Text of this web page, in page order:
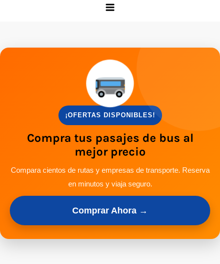
¡OFERTAS DISPONIBLES!
Compra tus pasajes de bus al
mejor precio
Compara cientos de rutas y empresas de transporte. Reserva
en minutos y viaja seguro.
Comprar Ahora →